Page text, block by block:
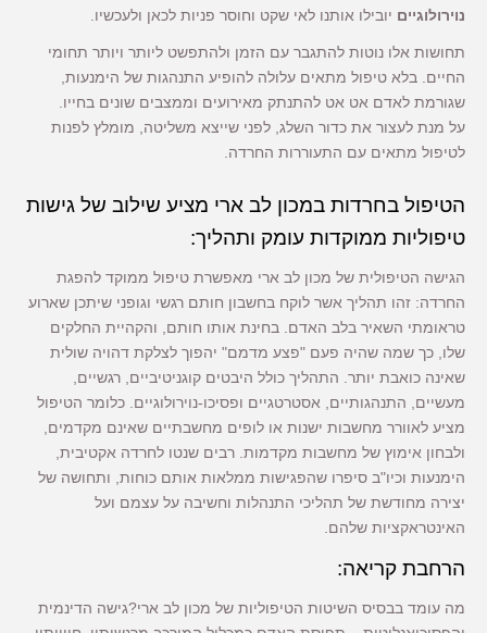
נוירולוגיים יובילו אותנו לאי שקט וחוסר פניות לכאן ולעכשיו.
תחושות אלו נוטות להתגבר עם הזמן ולהתפשט ליותר ויותר תחומי
החיים. בלא טיפול מתאים עלולה להופיע התנהגות של הימנעות,
שגורמת לאדם אט אט להתנתק מאירועים וממצבים שונים בחייו.
על מנת לעצור את כדור השלג, לפני שייצא משליטה, מומלץ לפנות
לטיפול מתאים עם התעוררות החרדה.
הטיפול בחרדות במכון לב ארי מציע שילוב של גישות
טיפוליות ממוקדות עומק ותהליך:
הגישה הטיפולית של מכון לב ארי מאפשרת טיפול ממוקד להפגת
החרדה: זהו תהליך אשר לוקח בחשבון חותם רגשי וגופני שיתכן שארוע
טראומתי השאיר בלב האדם. בחינת אותו חותם, והקהיית החלקים
שלו, כך שמה שהיה פעם "פצע מדמם" יהפוך לצלקת דהויה שולית
שאינה כואבת יותר. התהליך כולל היבטים קוגניטיביים, רגשיים,
מעשיים, התנהגותיים, אסטרטגיים ופסיכו-נוירולוגיים. כלומר הטיפול
מציע לאוורר מחשבות ישנות או לופים מחשבתיים שאינם מקדמים,
ולבחון אימוץ של מחשבות מקדמות. רבים שנטו לחרדה אקטיבית,
הימנעות וכיו"ב סיפרו שהפגישות ממלאות אותם כוחות, ותחושה של
יצירה מחודשת של תהליכי התנהלות וחשיבה על עצמם ועל
האינטראקציות שלהם.
הרחבת קריאה:
מה עומד בבסיס השיטות הטיפוליות של מכון לב ארי?גישה הדינמית